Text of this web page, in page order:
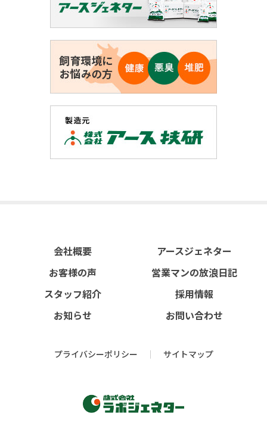
会社概要
アースジェネター
お客様の声
営業マンの放浪日記
スタッフ紹介
採用情報
お知らせ
お問い合わせ
プライバシーポリシー サイトマップ